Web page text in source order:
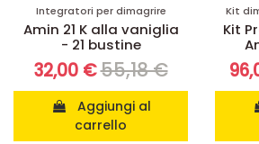
Integratori per dimagrire
Amin 21 K alla vaniglia
- 21 bustine
32,00 €55,18 €
carrello
Kit
Kit